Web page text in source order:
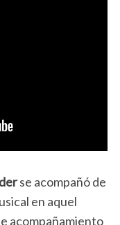
se acompañó de
en aquel
acompañamiento